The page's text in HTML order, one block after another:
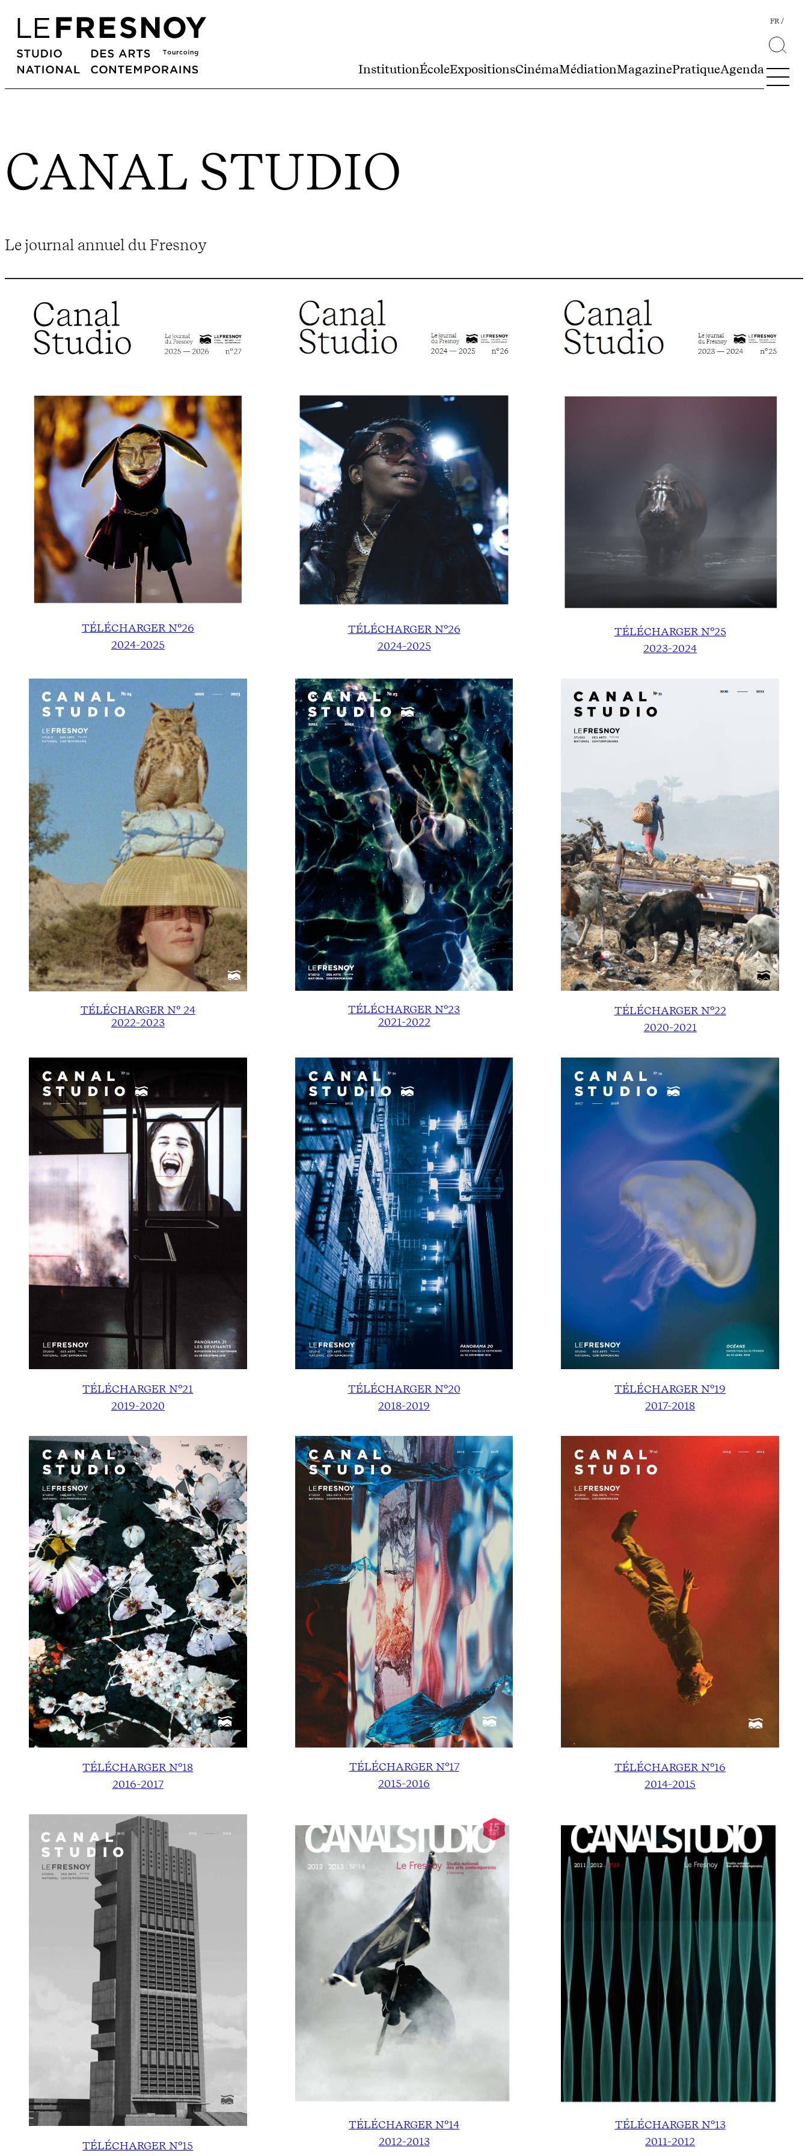
InstitutionÉcoleExpositionsCinémaMédiationMagazinePratiqueAgenda
FR
CANAL STUDIO
Le journal annuel du Fresnoy
TÉLÉCHARGER N°26
2024-2025
TÉLÉCHARGER N°26
2024-2025
TÉLÉCHARGER N°25
2023-2024
TÉLÉCHARGER N° 24
2022-2023
TÉLÉCHARGER N°23
2021-2022
TÉLÉCHARGER N°22
2020-2021
TÉLÉCHARGER N°21
2019-2020
TÉLÉCHARGER N°20
2018-2019
TÉLÉCHARGER N°19
2017-2018
TÉLÉCHARGER N°18
2016-2017
TÉLÉCHARGER N°17
2015-2016
TÉLÉCHARGER N°16
2014-2015
TÉLÉCHARGER N°15
TÉLÉCHARGER N°14
2012-2013
TÉLÉCHARGER N°13
2011-2012